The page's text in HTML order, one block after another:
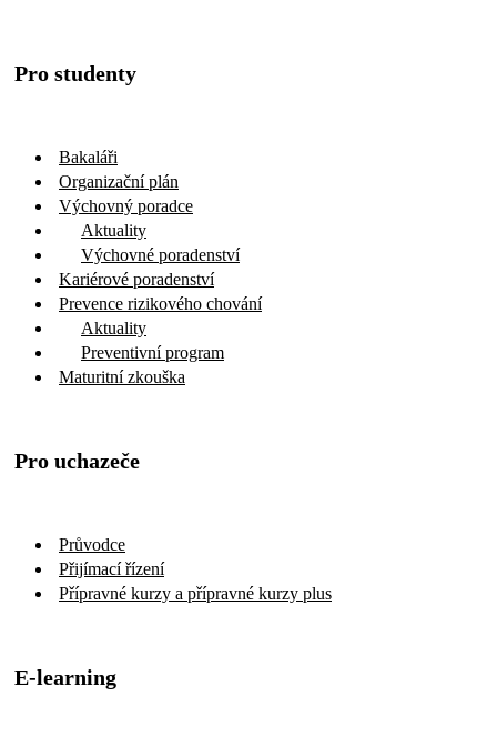
Pro studenty
Bakaláři
Organizační plán
Výchovný poradce
Aktuality
Výchovné poradenství
Kariérové poradenství
Prevence rizikového chování
Aktuality
Preventivní program
Maturitní zkouška
Pro uchazeče
Průvodce
Přijímací řízení
Přípravné kurzy a přípravné kurzy plus
E-learning